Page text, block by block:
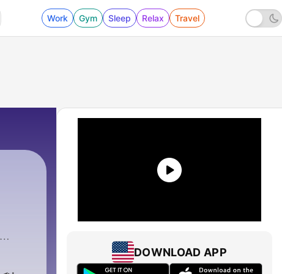
Work Gym Sleep Relax Travel
DOWNLOAD APP